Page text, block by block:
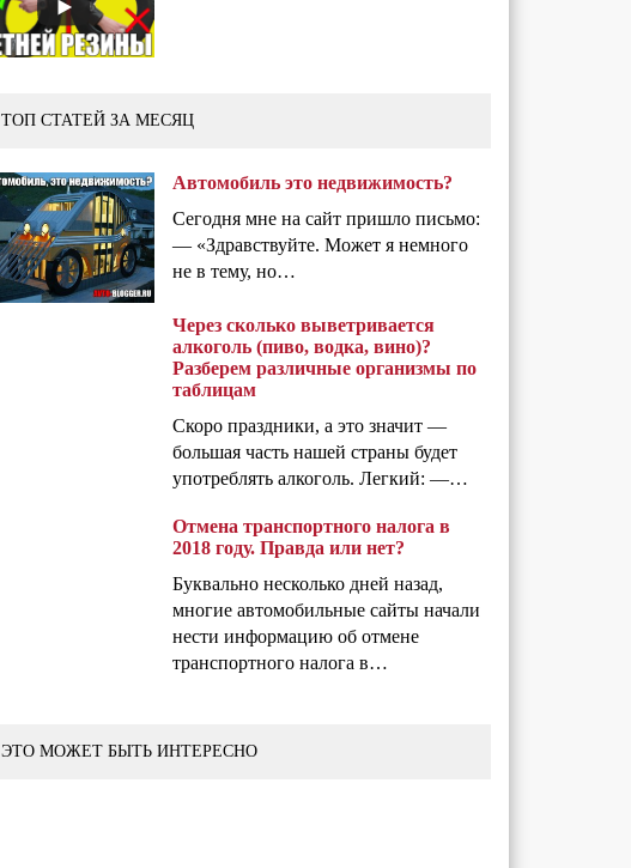
ТОП СТАТЕЙ ЗА МЕСЯЦ
Автомобиль это недвижимость?
Сегодня мне на сайт пришло письмо:
— «Здравствуйте. Может я немного
не в тему, но…
Через сколько выветривается
алкоголь (пиво, водка, вино)?
Разберем различные организмы по
таблицам
Скоро праздники, а это значит —
большая часть нашей страны будет
употреблять алкоголь. Легкий: —…
Отмена транспортного налога в
2018 году. Правда или нет?
Буквально несколько дней назад,
многие автомобильные сайты начали
нести информацию об отмене
транспортного налога в…
ЭТО МОЖЕТ БЫТЬ ИНТЕРЕСНО